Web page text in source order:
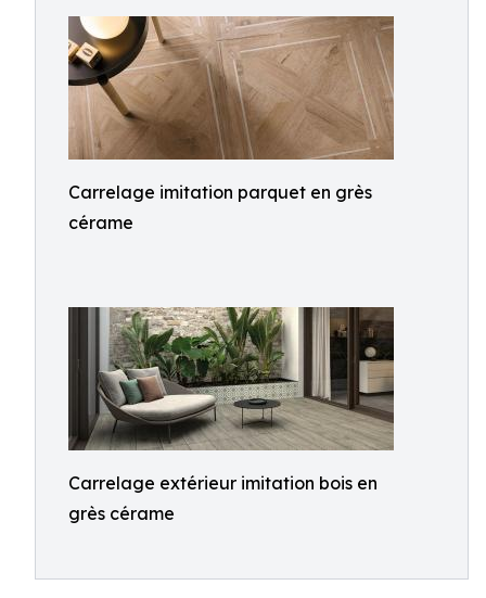
Carrelage imitation parquet en grès
cérame
Carrelage extérieur imitation bois en
grès cérame